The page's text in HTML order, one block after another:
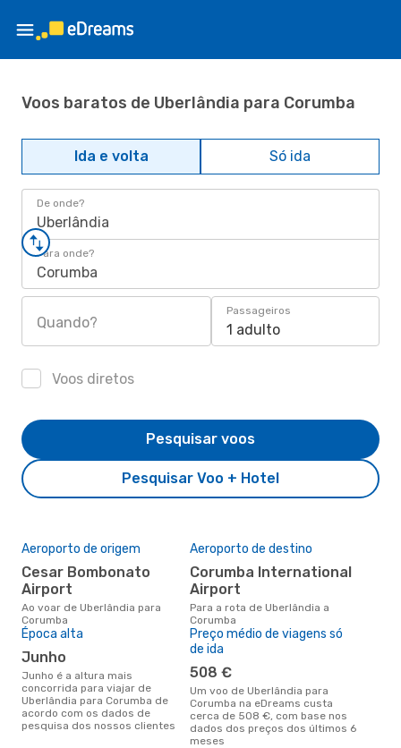
Voos baratos de Uberlândia para Corumba
Ida e volta Só ida
De onde?
Uberlândia
Para onde?
Corumba
Quando?
Passageiros
1 adulto
Voos diretos
Pesquisar Voo + Hotel
Pesquisar voos
Aeroporto de origem
Cesar Bombonato
Airport
Ao voar de Uberlândia para
Corumba
Aeroporto de destino
Corumba International
Airport
Para a rota de Uberlândia a
Corumba
Época alta
junho
junho é a altura mais
concorrida para viajar de
Uberlândia para Corumba de
acordo com os dados de
pesquisa dos nossos clientes
Preço médio de viagens só
de ida
508 €
Um voo de Uberlândia para
Corumba na eDreams custa
cerca de 508 €, com base nos
dados dos preços dos últimos 6
meses